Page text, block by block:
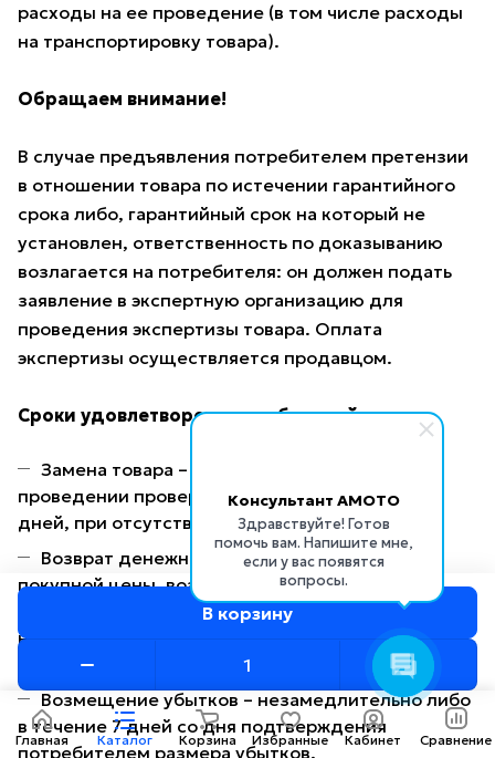
Консультант AMOTO
Здравствуйте! Готов
помочь вам. Напишите мне,
если у вас появятся
вопросы.
В корзину
расходы на ее проведение (в том числе расходы
на транспортировку товара).
Обращаем внимание!
В случае предъявления потребителем претензии
в отношении товара по истечении гарантийного
срока либо, гарантийный срок на который не
установлен, ответственность по доказыванию
возлагается на потребителя: он должен подать
заявление в экспертную организацию для
проведения экспертизы товара. Оплата
экспертизы осуществляется продавцом.
Сроки удовлетворения требований
Замена товара – незамедлительно (при
проведении проверки качества – не более 14
дней, при отсутствии товара – 1 месяц).
Возврат денежных средств, уменьшение
покупной цены, возмещение расходов на
устранение недостатков в товаре –
незамедлительно либо в течение 7 дней, при
проведении экспертизы – 14 дней.
Возмещение убытков – незамедлительно либо
в течение 7 дней со дня подтверждения
потребителем размера убытков.
Главная Каталог Корзина Избранные Кабинет Сравнение